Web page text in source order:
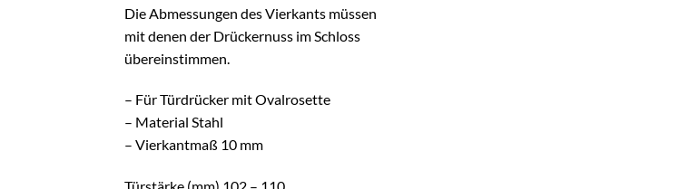
Die Abmessungen des Vierkants müssen
mit denen der Drückernuss im Schloss
übereinstimmen.
– Für Türdrücker mit Ovalrosette
– Material Stahl
– Vierkantmaß 10 mm